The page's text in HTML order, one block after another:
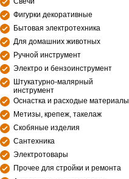
Фигурки декоративные
Бытовая электротехника
Для домашних животных
Ручной инструмент
Электро и бензоинструмент
Штукатурно-малярный
инструмент
Оснастка и расходые материалы
Метизы, крепеж, такелаж
Скобяные изделия
Сантехника
Электротовары
Прочее для стройки и ремонта